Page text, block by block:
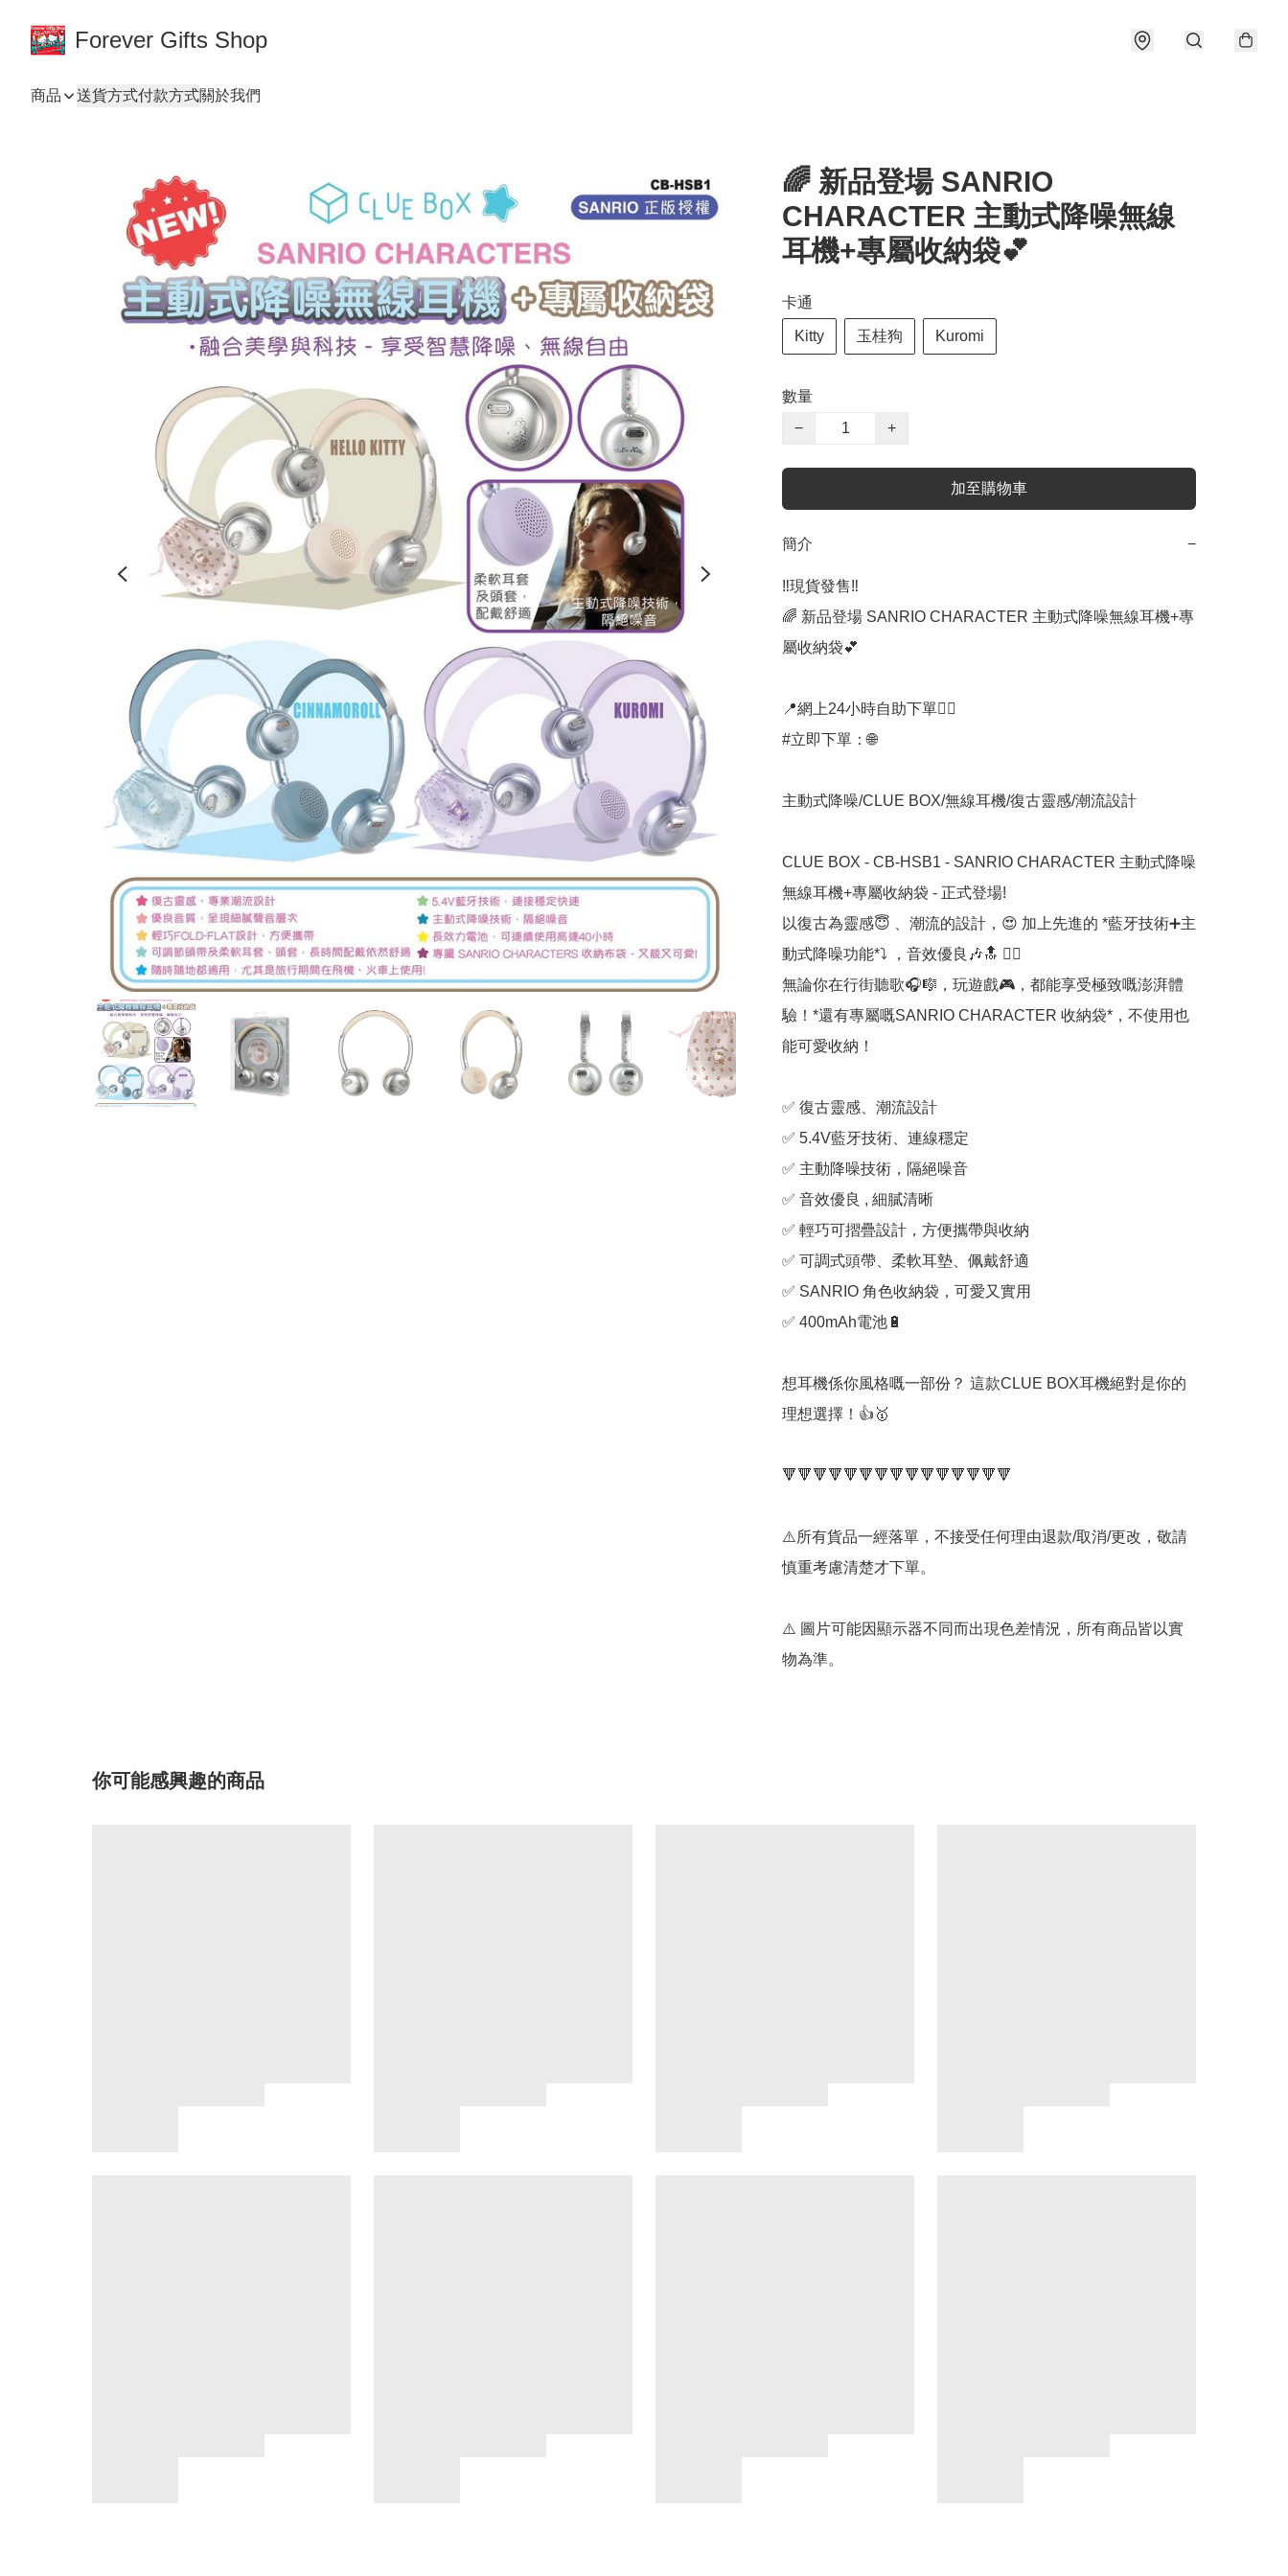
Forever Gifts Shop
商品 送貨方式付款方式關於我們
🌈 新品登場 SANRIO
CHARACTER 主動式降噪無線
耳機+專屬收納袋💕
卡通
Kitty 玉桂狗 Kuromi
數量
−
+
加至購物車
簡介 −
‼️現貨發售‼️
🌈 新品登場 SANRIO CHARACTER 主動式降噪無線耳機+專
屬收納袋💕
📍網上24小時自助下單👍🏻
#立即下單：🌐
主動式降噪/CLUE BOX/無線耳機/復古靈感/潮流設計
CLUE BOX - CB-HSB1 - SANRIO CHARACTER 主動式降噪
無線耳機+專屬收納袋 - 正式登場!
以復古為靈感😇 、潮流的設計，😍 加上先進的 *藍牙技術➕主
動式降噪功能*⤵️ ，音效優良🎶🔝 🙇‍♀️
無論你在行街聽歌🎧🎼，玩遊戲🎮，都能享受極致嘅澎湃體
驗！*還有專屬嘅SANRIO CHARACTER 收納袋*，不使用也
能可愛收納！
✅ 復古靈感、潮流設計
✅ 5.4V藍牙技術、連線穩定
✅ 主動降噪技術，隔絕噪音
✅ 音效優良 , 細膩清晰
✅ 輕巧可摺疊設計，方便攜帶與收納
✅ 可調式頭帶、柔軟耳墊、佩戴舒適
✅ SANRIO 角色收納袋，可愛又實用
✅ 400mAh電池🔋
想耳機係你風格嘅一部份？ 這款CLUE BOX耳機絕對是你的
理想選擇！👍🥇
🔻🔻🔻🔻🔻🔻🔻🔻🔻🔻🔻🔻🔻🔻🔻
⚠️所有貨品一經落單，不接受任何理由退款/取消/更改，敬請
慎重考慮清楚才下單。
⚠️ 圖片可能因顯示器不同而出現色差情況，所有商品皆以實
物為準。
你可能感興趣的商品